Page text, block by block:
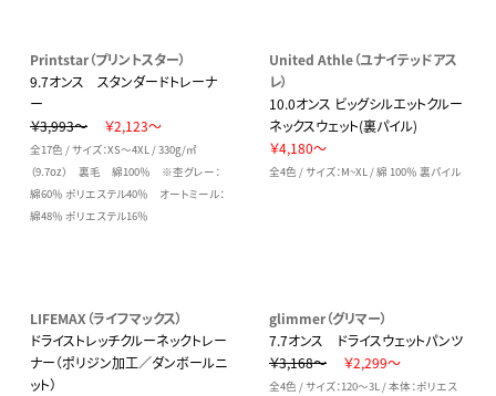
Printstar（プリントスター）
9.7オンス スタンダードトレーナ
ー
￥3,993～
￥2,123～
全17色 / サイズ：XS～4XL / 330g/㎡
（9.7oz） 裏毛 綿100％ ※杢グレー：
綿60％ ポリエステル40％ オートミール：
綿48％ ポリエステル16％
United Athle（ユナイテッドアス
レ）
10.0オンス ビッグシルエットクルー
ネックスウェット(裏パイル)
￥4,180～
全4色 / サイズ：M~XL / 綿 100％ 裏パイル
LIFEMAX（ライフマックス）
ドライストレッチクルーネックトレー
ナー（ポリジン加工／ダンボールニ
ット）
glimmer（グリマー）
7.7オンス ドライスウェットパンツ
￥3,168～
￥2,299～
全4色 / サイズ：120～3L / 本体：ポリエス